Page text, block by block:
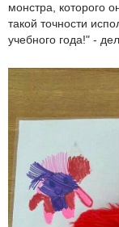
монстра, которого
такой точности
учебного года!" -